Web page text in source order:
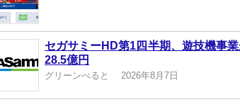
セガサミーHD第1四半期、遊技機事
28.5億円
グリーンべると 2026年8月7日